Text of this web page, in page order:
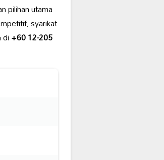
pilihan utama
syarikat
+60 12-205